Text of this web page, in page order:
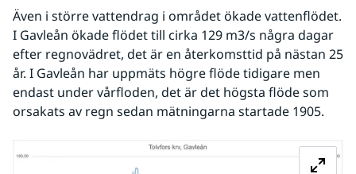
Även i större vattendrag i området ökade vattenflödet.
I Gavleån ökade flödet till cirka 129 m3/s några dagar
efter regnovädret, det är en återkomsttid på nästan 25
år. I Gavleån har uppmäts högre flöde tidigare men
endast under vårfloden, det är det högsta flöde som
orsakats av regn sedan mätningarna startade 1905.